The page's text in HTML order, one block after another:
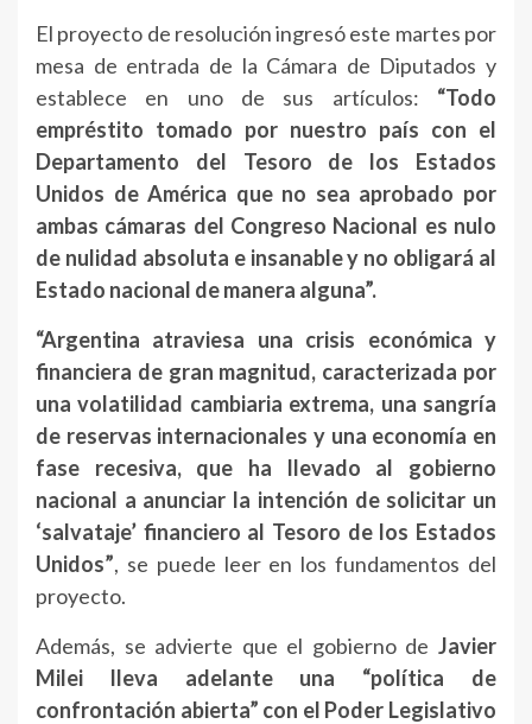
El proyecto de resolución ingresó este martes por
mesa de entrada de la Cámara de Diputados y
establece en uno de sus artículos: “Todo
empréstito tomado por nuestro país con el
Departamento del Tesoro de los Estados
Unidos de América que no sea aprobado por
ambas cámaras del Congreso Nacional es nulo
de nulidad absoluta e insanable y no obligará al
Estado nacional de manera alguna”.
“Argentina atraviesa una crisis económica y
financiera de gran magnitud, caracterizada por
una volatilidad cambiaria extrema, una sangría
de reservas internacionales y una economía en
fase recesiva, que ha llevado al gobierno
nacional a anunciar la intención de solicitar un
‘salvataje’ financiero al Tesoro de los Estados
Unidos”, se puede leer en los fundamentos del
proyecto.
Además, se advierte que el gobierno de Javier
Milei lleva adelante una “política de
confrontación abierta” con el Poder Legislativo